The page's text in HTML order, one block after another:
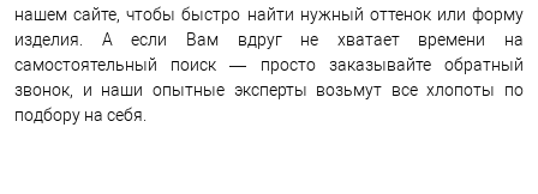
нашем сайте, чтобы быстро найти нужный оттенок или форму
изделия. А если Вам вдруг не хватает времени на
самостоятельный поиск — просто заказывайте обратный
звонок, и наши опытные эксперты возьмут все хлопоты по
подбору на себя.